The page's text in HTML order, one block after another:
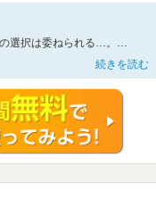
選択は委ねられる…。
続きを読む